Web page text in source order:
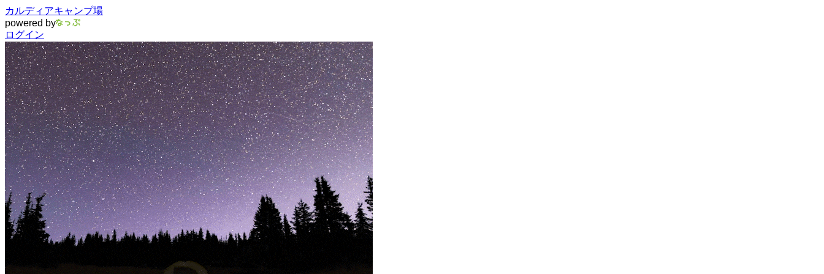
カルディアキャンプ場
powered by
ログイン